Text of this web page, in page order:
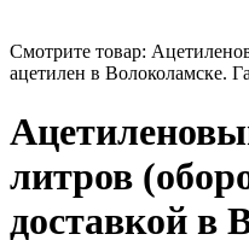
Смотрите товар:
ацетилен в Волоколамске.
литров
доставкой в